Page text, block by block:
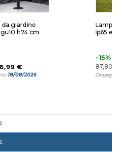
da giardino
h74 cm
€
18/08/2026
ip65
-15%
87,80 €
Consegna